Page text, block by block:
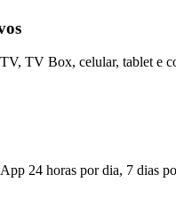
TV Box, celular, tablet e
24 horas por dia, 7 dias